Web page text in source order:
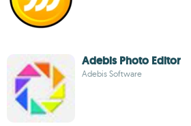
Adebis Photo Editor
Adebis Software